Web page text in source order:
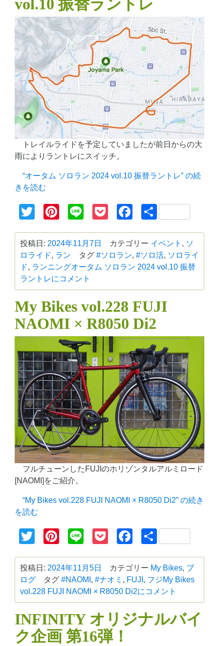
vol.10 振替ラントレ
トレイルライドを予定していましたが前日からの大
雨によりラントレにスイッチ。
“オータム ソロラン 2024 vol.10 振替ラントレ” の続
きを読む
TwitterPinterest
Line PocketFacebook
共
投稿日: 2024年11月7日 カテゴリー イベント , ソ
ロライド, ラン タグ #ソロラン, #ソロ活, ソロライ
ド, ランニングオータム ソロラン 2024 vol.10 振替
ラントレに コメント
My Bikes vol.228 FUJI
NAOMI × R8050 Di2
フルチューンしたFUJIのホリゾンタルアルミロード
[NAOMI]をご紹介。
“My Bikes vol.228 FUJI NAOMI × R8050 Di2” の続き
を読む
TwitterPinterest
Line PocketFacebook
共
投稿日: 2024年11月5日 カテゴリー My Bikes, ブ
ログ
タグ #NAOMI , #ナオミ , FUJI , フジMy Bikes
vol.228 FUJI NAOMI × R8050 Di2に コメント
INFINITY オリジナルバイ
ク企画 第16弾！